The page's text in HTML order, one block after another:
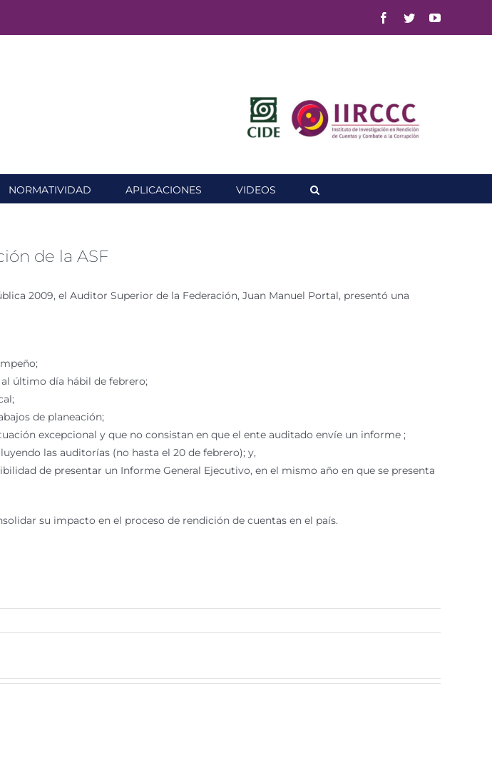
Facebook
TwitterYouTube
NORMATIVIDAD APLICACIONES VIDEOS
de la ASF
2009, el Auditor Superior de la Federación, Juan Manuel Portal, presentó una
último día hábil de febrero;
de planeación;
excepcional y que no consistan en que el ente auditado envíe un informe ;
las auditorías (no hasta el 20 de febrero); y,
de presentar un Informe General Ejecutivo, en el mismo año en que se presenta
su impacto en el proceso de rendición de cuentas en el país.